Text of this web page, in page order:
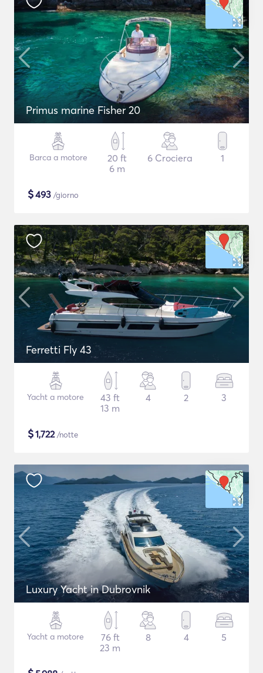
Primus marine Fisher 20
Barca a motore
20 ft
6 m
6 Crociera 1
$493 /giorno
Ferretti Fly 43
Yacht a motore
43 ft
13 m
4 2 3
$1,722/notte
Luxury Yacht in Dubrovnik
Yacht a motore
76 ft
23 m
8 4 5